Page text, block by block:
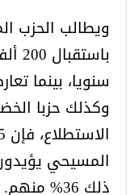
ويطالب الحزب
سنويا، بينما
وكذلك حزبا
المسيحي
ذلك 36%